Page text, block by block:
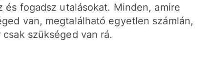
és fogadsz utalásokat. Minden, amire
van, megtalálható egyetlen számlán,
csak szükséged van rá.